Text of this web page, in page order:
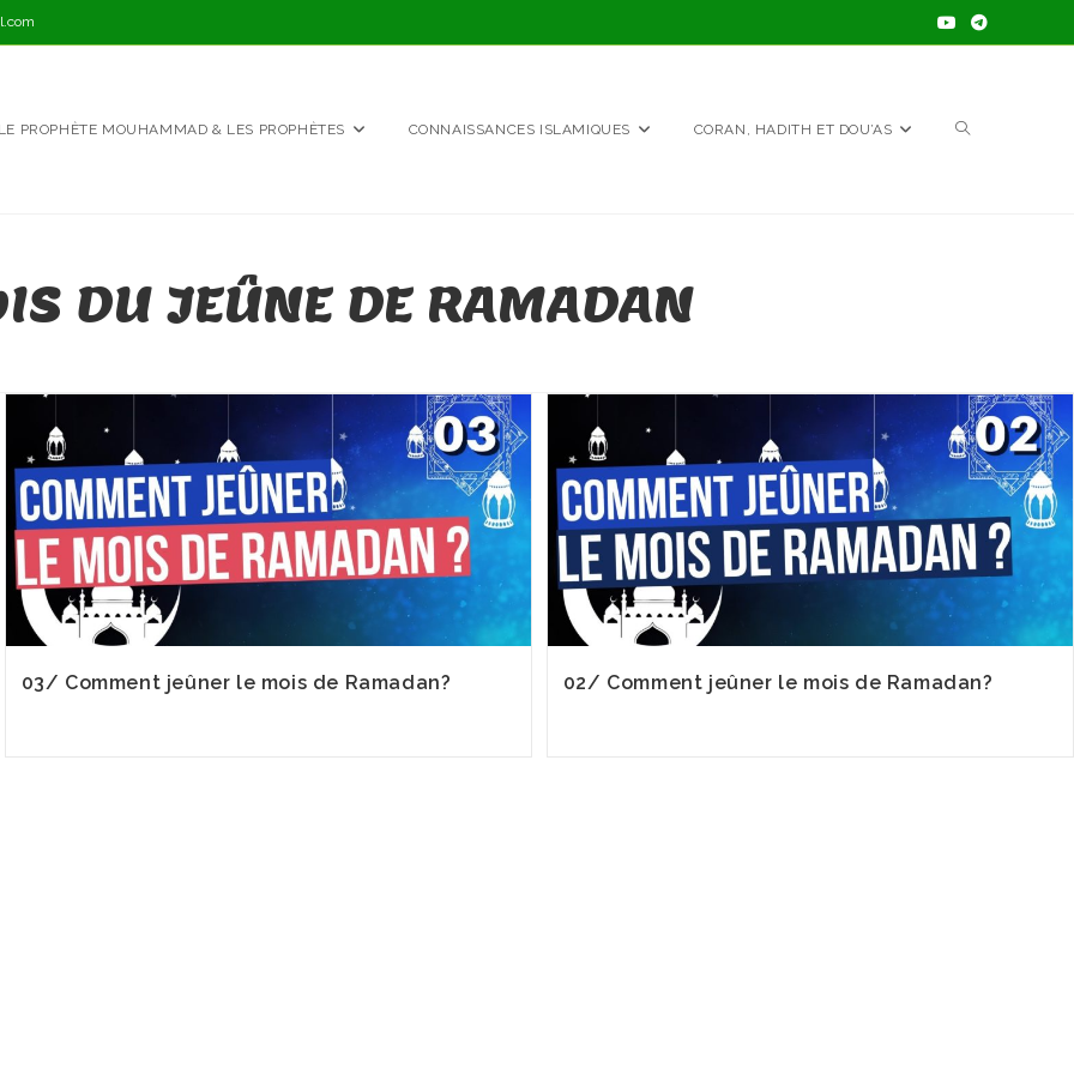
LE PROPHÈTE MOUHAMMAD & LES PROPHÈTES CONNAISSANCES ISLAMIQUES CORAN, HADITH ET DOU’AS TOGGLE
DU JEÛNE DE RAMADAN
03/ Comment jeûner le mois de Ramadan? 02/ Comment jeûner le mois de Ramadan?